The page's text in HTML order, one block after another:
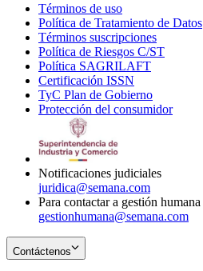
Términos de uso
in
new
window
Política de Tratamiento de Datos
Términos suscripciones
in
Política de Riesgos C/ST
Política SAGRILAFT
new
window
Certificación ISSN
in
new
TyC Plan de Gobierno
in
Protección del consumidorOpens
Notificaciones judiciales
juridica@semana.com
Para contactar a gestión humana
gestionhumana@semana.com
Contáctenos